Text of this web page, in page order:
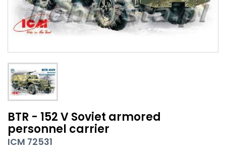
BTR - 152 V Soviet armored
personnel carrier
ICM 72531